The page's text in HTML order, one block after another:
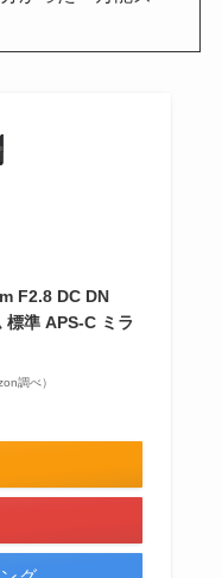
F2.8 DC DN
準 APS-C ミラ
調べ）